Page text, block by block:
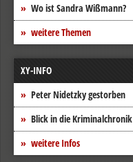
Wo ist Sandra Wißmann?
weitere Themen
XY-INFO
Peter Nidetzky gestorben
Blick in die Kriminalchronik
weitere Infos